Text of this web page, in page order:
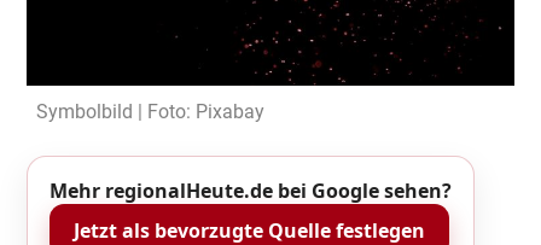
Symbolbild | Foto: Pixabay
Mehr regionalHeute.de bei Google sehen?
Jetzt als bevorzugte Quelle festlegen